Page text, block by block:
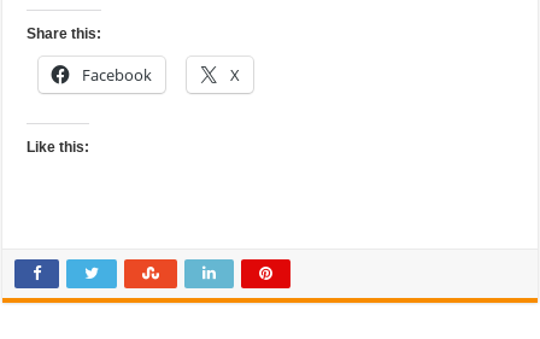
Share this:
Facebook X
Like this: